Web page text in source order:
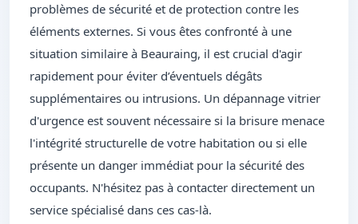
problèmes de sécurité et de protection contre les
éléments externes. Si vous êtes confronté à une
situation similaire à Beauraing, il est crucial d'agir
rapidement pour éviter d’éventuels dégâts
supplémentaires ou intrusions. Un dépannage vitrier
d'urgence est souvent nécessaire si la brisure menace
l'intégrité structurelle de votre habitation ou si elle
présente un danger immédiat pour la sécurité des
occupants. N'hésitez pas à contacter directement un
service spécialisé dans ces cas-là.